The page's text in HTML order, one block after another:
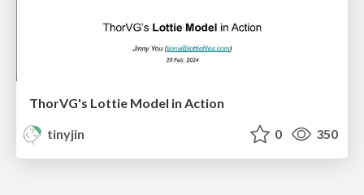
ThorVG's Lottie Model in Action
tinyjin
0 350